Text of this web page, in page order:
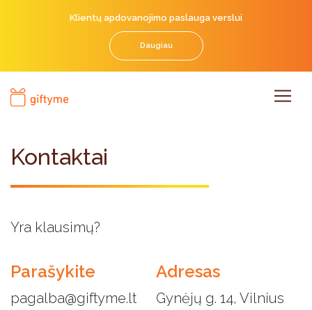
Klientų apdovanojimo paslauga verslui
Daugiau
Kontaktai
Yra klausimų?
Parašykite
pagalba@giftyme.lt
Adresas
Gynėjų g. 14, Vilnius